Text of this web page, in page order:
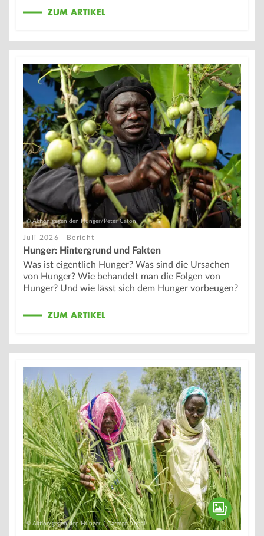
ZUM ARTIKEL
© Aktion gegen den Hunger/Peter Caton
Juli 2026 | Bericht
Hunger: Hintergrund und Fakten
Was ist eigentlich Hunger? Was sind die Ursachen
von Hunger? Wie behandelt man die Folgen von
Hunger? Und wie lässt sich dem Hunger vorbeugen?
ZUM ARTIKEL
© Aktion gegen den Hunger / Carmen Abdali